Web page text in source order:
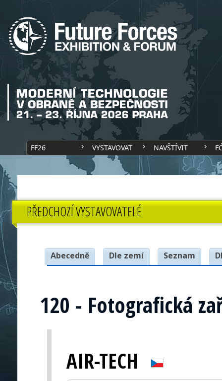
FF26 VYSTAVOVAT NAVŠTÍVIT
PŘEDCHOZÍ VYSTAVOVATELÉ
Abecedně Dle zemí Seznam
120 - Fotografická
AIR-TECH